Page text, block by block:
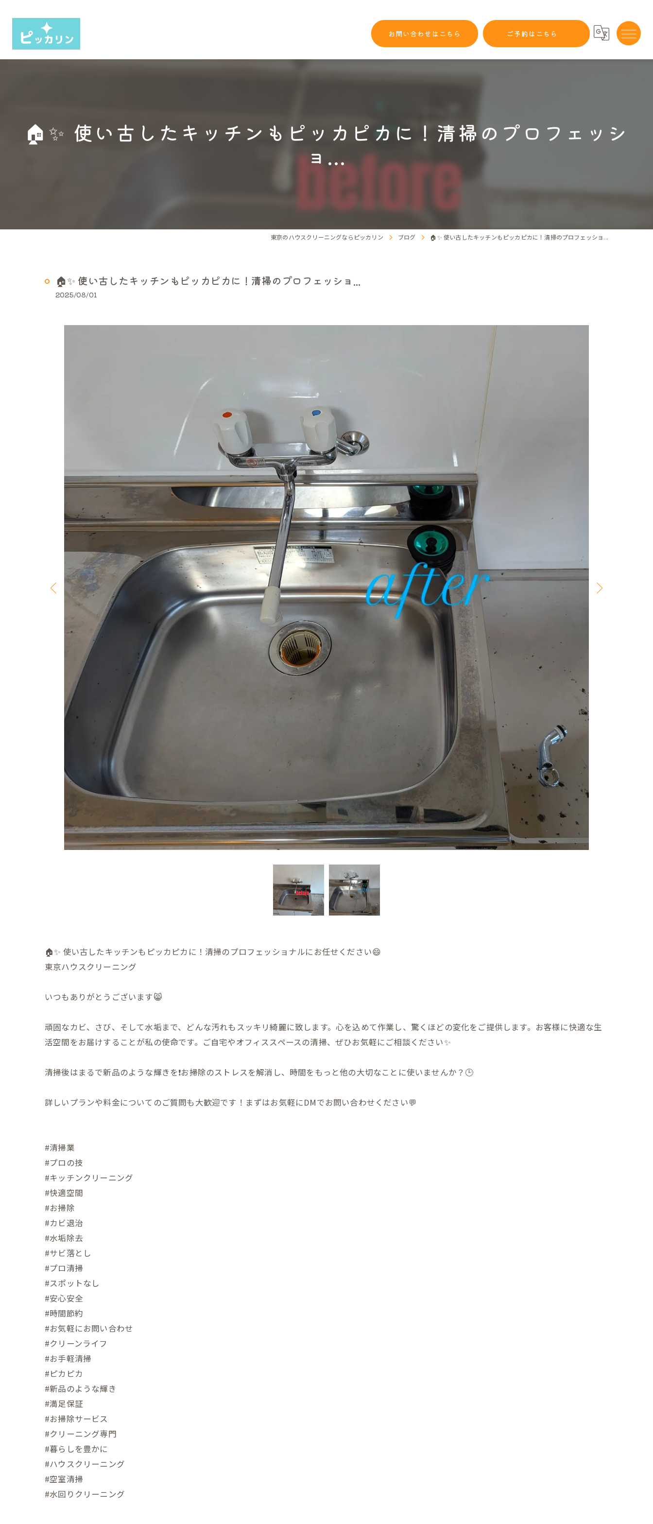
お問い合わせはこちら ご予約はこちら
🏠✨ 使い古したキッチンもピッカピカに！清掃のプロフェッシ
ョ...
東京のハウスクリーニングならピッカリン ブログ 🏠✨ 使い古したキッチンもピッカピカに！清掃のプロフェッショ...
🏠✨ 使い古したキッチンもピッカピカに！清掃のプロフェッショ...
2025/08/01
🏠✨ 使い古したキッチンもピッカピカに！清掃のプロフェッショナルにお任せください😄
東京ハウスクリーニング
いつもありがとうございます😸
頑固なカビ、さび、そして水垢まで、どんな汚れもスッキリ綺麗に致します。心を込めて作業し、驚くほどの変化をご提供します。お客様に快適な生
活空間をお届けすることが私の使命です。ご自宅やオフィススペースの清掃、ぜひお気軽にご相談ください✨
清掃後はまるで新品のような輝きを❗️お掃除のストレスを解消し、時間をもっと他の大切なことに使いませんか？🕒
詳しいプランや料金についてのご質問も大歓迎です！まずはお気軽にDMでお問い合わせください💬
#清掃業
#プロの技
#キッチンクリーニング
#快適空間
#お掃除
#カビ退治
#水垢除去
#サビ落とし
#プロ清掃
#スポットなし
#安心安全
#時間節約
#お気軽にお問い合わせ
#クリーンライフ
#お手軽清掃
#ピカピカ
#新品のような輝き
#満足保証
#お掃除サービス
#クリーニング専門
#暮らしを豊かに
#ハウスクリーニング
#空室清掃
#水回りクリーニング